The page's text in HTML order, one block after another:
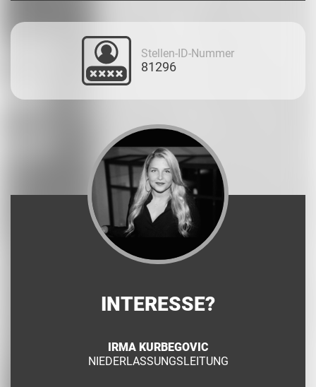
Stellen-ID-Nummer
81296
INTERESSE?
IRMA KURBEGOVIC
NIEDERLASSUNGSLEITUNG